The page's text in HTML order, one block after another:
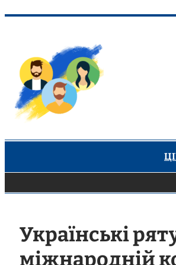
вмісту
Українські
міжнародній